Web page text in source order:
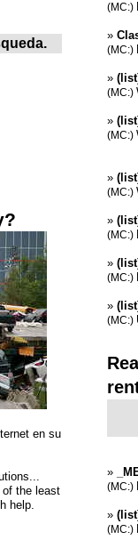
en su
the least
help.
(MC:)
»
(MC:)
»
(MC:)
»
(MC:)
»
(MC:)
»
(MC:)
»
(MC:)
»
(MC:)
»
(MC:)
»
(MC:)